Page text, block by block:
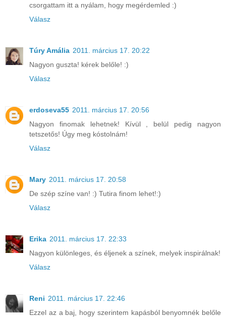
csorgattam itt a nyálam, hogy megérdemled :)
Válasz
Túry Amália 2011. március 17. 20:22
Nagyon guszta! kérek belőle! :)
Válasz
erdoseva55 2011. március 17. 20:56
Nagyon finomak lehetnek! Kívül , belül pedig nagyon
tetszetős! Úgy meg kóstolnám!
Válasz
Mary 2011. március 17. 20:58
De szép színe van! :) Tutira finom lehet!:)
Válasz
Erika 2011. március 17. 22:33
Nagyon különleges, és éljenek a színek, melyek inspirálnak!
Válasz
Reni 2011. március 17. 22:46
Ezzel az a baj, hogy szerintem kapásból benyomnék belőle